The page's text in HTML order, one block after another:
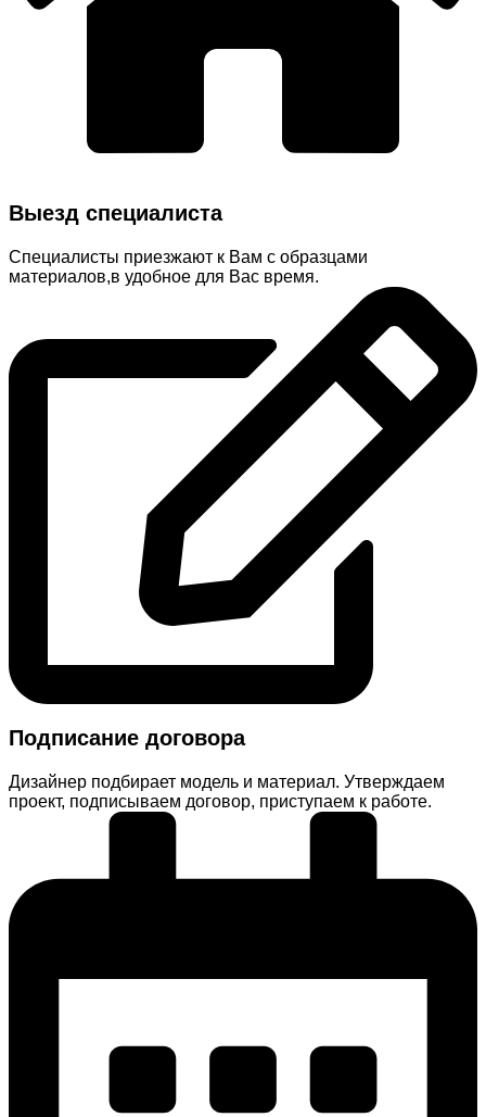
Выезд специалиста
Специалисты приезжают к Вам с образцами
материалов,в удобное для Вас время.
Подписание договора
Дизайнер подбирает модель и материал. Утверждаем
проект, подписываем договор, приступаем к работе.